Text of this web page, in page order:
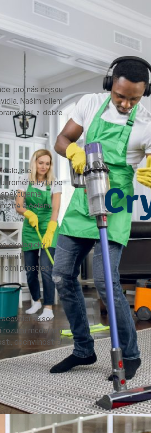
pro nás nejsou
Naším cílem
z dobře
ale
bytu po
a čelem.
ekologicky
k
prostředí.
nejsou
rozumí moderním
dochvilnosti a